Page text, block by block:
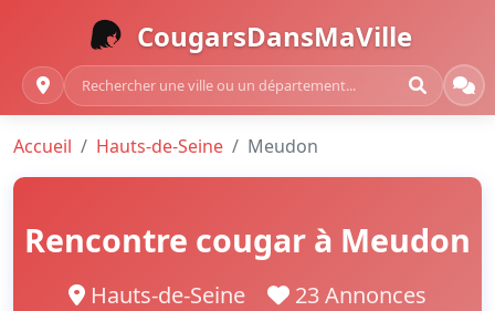
CougarsDansMaVille
Accueil Hauts-de-Seine Meudon
Rencontre cougar à Meudon
Hauts-de-Seine
23 Annonces